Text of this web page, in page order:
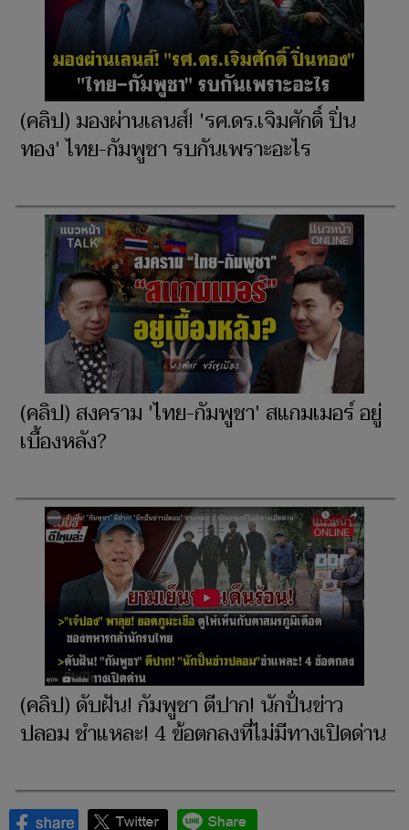
(คลิป) มองผ่านเลนส์! 'รศ.ดร.เจิมศักดิ์ ปิ่น
ทอง' ไทย-กัมพูชา รบกันเพราะอะไร
(คลิป) สงคราม 'ไทย-กัมพูชา' สแกมเมอร์ อยู่
เบื้องหลัง?
(คลิป) ดับฝัน! กัมพูชา ตีปาก! นักปั่นข่าว
ปลอม ชำแหละ! 4 ข้อตกลงที่ไม่มีทางเปิดด่าน